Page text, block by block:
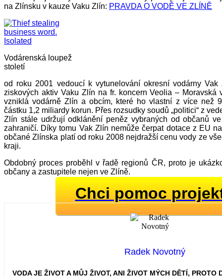
na Zlínsku v kauze Vaku Zlín: PRAVDA O VODĚ VE ZLÍNĚ
Vodárenská loupež
století
od roku 2001 vedoucí k vytunelování okresní vodárny
ziskových aktiv Vaku Zlín na fr. koncern Veolia – Moravská
vzniklá vodárně Zlín a obcím, které ho vlastní z více než
částku 1,2 miliardy korun. Přes rozsudky soudů „politici“ z
Zlín stále udržují odklánění peněz vybraných od občanů
zahraničí. Díky tomu Vak Zlín nemůže čerpat dotace z EU
občané Zlínska platí od roku 2008 nejdražší cenu vody ze
kraji.
Obdobný proces proběhl v řadě regionů ČR, proto je
občany a zastupitele nejen ve Zlíně.
Chci pomoc
Radek Novotný
VODA JE ŽIVOT A MŮJ ŽIVOT, ANI ŽIVOT MÝCH DĚTÍ, PROTO